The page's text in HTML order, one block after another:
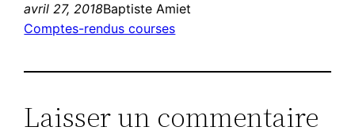
avril 27, 2018Baptiste Amiet
Comptes-rendus courses
Laisser un commentaire